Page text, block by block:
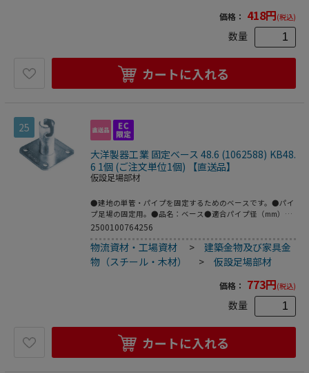
価格： 418円(税込)
数量
カートに入れる
25
大洋製器工業 固定ベース 48.6 (1062588) KB48.
6 1個 (ご注文単位1個) 【直送品】
仮設足場部材
●建地の単管・パイプを固定するためのベースです。●パイ
プ足場の固定用。●品名：ベース●適合パイプ径（mm）：
48.6●ベース寸法（mm）：121×121●（一社）仮設工業会
ッキ）●原産国：日本●コード番号：296-5429●こちらの
商品は事業者様向け商品です。
2500100764256
物流資材・工場資材 >建築金物及び家具金
物（スチール・木材）
>仮設足場部材
価格： 773円(税込)
数量
カートに入れる